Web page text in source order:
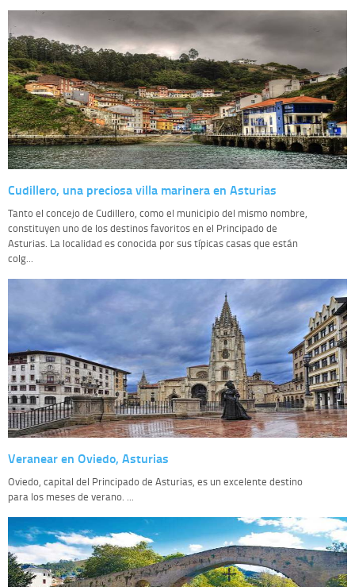
Cudillero, una preciosa villa marinera en Asturias
Tanto el concejo de Cudillero, como el municipio del mismo nombre,
constituyen uno de los destinos favoritos en el Principado de
Asturias. La localidad es conocida por sus típicas casas que están
colg...
Veranear en Oviedo, Asturias
Oviedo, capital del Principado de Asturias, es un excelente destino
para los meses de verano. ...